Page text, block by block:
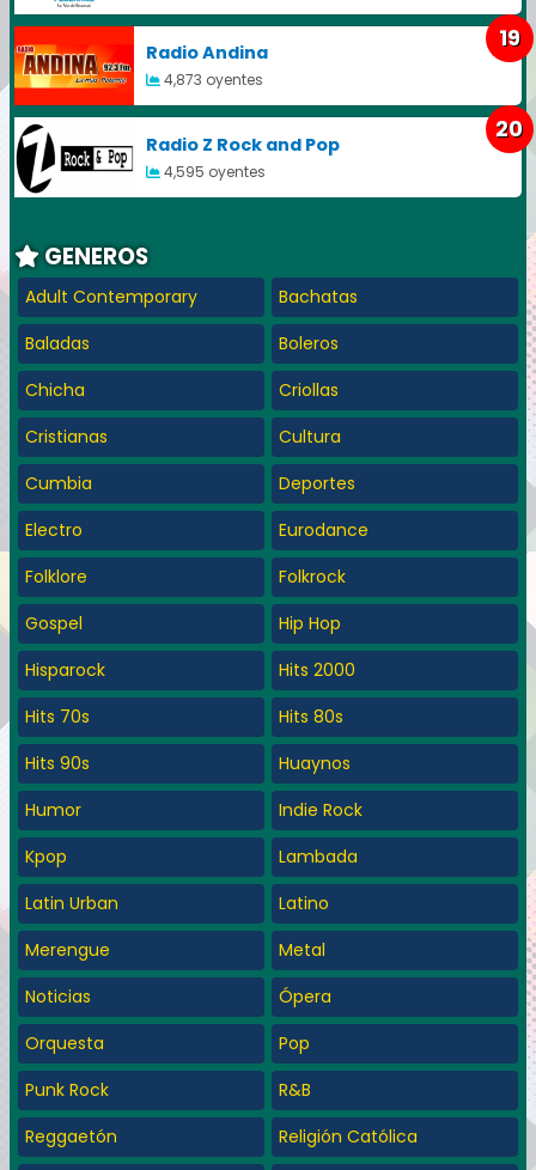
Radio Andina
4,873 oyentes
19
Radio Z Rock and Pop
4,595 oyentes
20
GENEROS
Adult Contemporary
Bachatas
Baladas
Boleros
Chicha
Criollas
Cristianas
Cultura
Cumbia
Deportes
Electro
Eurodance
Folklore
Folkrock
Gospel
Hip Hop
Hisparock
Hits 2000
Hits 70s
Hits 80s
Hits 90s
Huaynos
Humor
Indie Rock
Kpop
Lambada
Latin Urban
Latino
Merengue
Metal
Noticias
Ópera
Orquesta
Pop
Punk Rock
R&B
Reggaetón
Religión Católica